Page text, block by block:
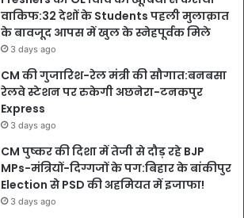
वाकिफ:32 देशों के Students पहली मुलाक़ात
के बावजूद आपस में खुल के स्नेहपूर्वक मिले
3 days ago
CM की गुजारिश-रेल मंत्री की सौगात:बनबसा
रेलवे स्टेशन पर रुकेगी अछनेरा-टनकपुर
Express
3 days ago
CM पुष्कर की दिशा में तेजी से दौड़ रहे BJP
MPs-मंत्रियों-दिग्गजों के पग:बिहार के बांकीपुर
Election से PSD की अहमियत में इजाफा!
3 days ago